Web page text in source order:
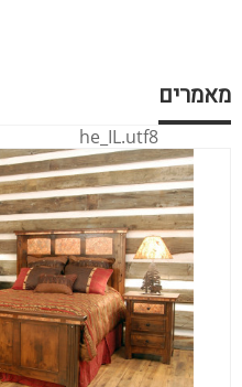
מאמרים
he_IL.utf8